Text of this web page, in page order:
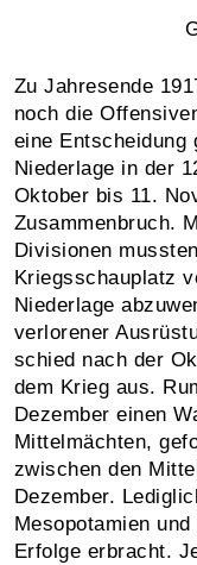
Zu Jahresende
noch die
eine Entscheidung
Niederlage in der
Oktober bis 11.
Zusammenbruch.
Divisionen
Kriegsschauplatz
Niederlage
verlorener
schied nach der
dem Krieg aus.
Dezember einen
Mittelmächten,
zwischen den
Dezember.
Mesopotamien
Erfolge erbracht.